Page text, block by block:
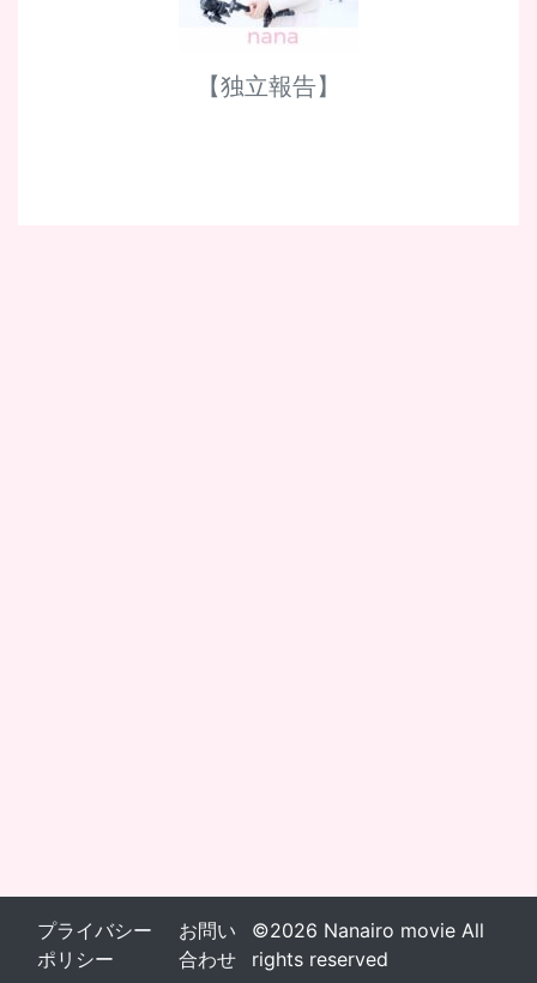
【独立報告】
プライバシー
ポリシー
お問い
合わせ
©2026 Nanairo movie All
rights reserved